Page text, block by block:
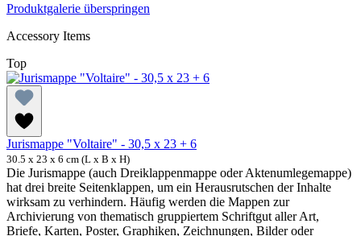
Produktgalerie überspringen
Accessory Items
Top
Jurismappe "Voltaire" - 30,5 x 23 + 6
30.5 x 23 x 6 cm (L x B x H)
Die Jurismappe (auch Dreiklappenmappe oder Aktenumlegemappe)
hat drei breite Seitenklappen, um ein Herausrutschen der Inhalte
wirksam zu verhindern. Häufig werden die Mappen zur
Archivierung von thematisch gruppiertem Schriftgut aller Art,
Briefe, Karten, Poster, Graphiken, Zeichnungen, Bilder oder